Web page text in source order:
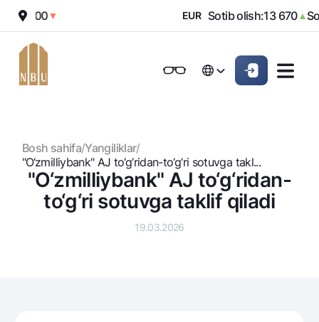
Shaxsiy kabinet
Jismoniy shaxslarga
Kreditlar
Ipoteka
000 ▼ EUR Sotib olish:13 670▲
Ovozni yoqish Shaxsiy kabinet
Bosh sahifa/Yangiliklar/
"O‘zmilliybank" AJ to‘g‘ridan-to‘g‘ri sotuvga takl...
"O‘zmilliybank" AJ to‘g‘ridan-
to‘g‘ri sotuvga taklif qiladi
19.03.2026